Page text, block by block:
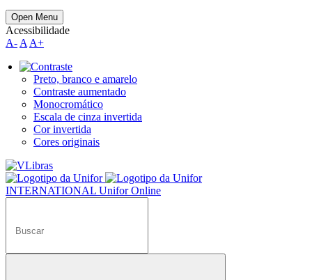
Open Menu
Acessibilidade
A- A A+
Preto, branco e amarelo
Contraste aumentado
Monocromático
Escala de cinza invertida
Cor invertida
Cores originais
INTERNATIONAL Unifor Online